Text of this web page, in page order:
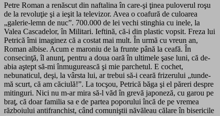
Petre Roman a renăscut din naftalina în care-şi ţinea puloverul roşu
de la revoluţie şi a ieşit la televizor. Avea o coafură de culoarea
„galerie-lemn de nuc”. 700.000 de lei vechi stinghia cu inele, la
Valea Cascadelor, în Militari. Ieftină, că-i din plastic vopsit. Freza lui
Petrică îmi imaginez că a costat mai mult. În urmă cu vreun an,
Roman albise. Acum e maroniu de la frunte până la ceafă. În
consecinţă, îl anunţ, pentru a doua oară în ultimele şase luni, că de-
abia aştept să-mi înmugurească şi mie parchetul. E cochet,
nebunaticul, deşi, la vârsta lui, ar trebui să-i ceară frizerului „tunde-
mă scurt, că am căciulă!”. La tocşou, Petrică băga şi el păreri despre
mitinguri. Nici nu m-ar mira să-l văd în grevă japoneză, cu garou pe
braţ, că doar familia sa e de partea poporului încă de pe vremea
războiului antifranchist, când comuniştii năvăleau călare în bisericile